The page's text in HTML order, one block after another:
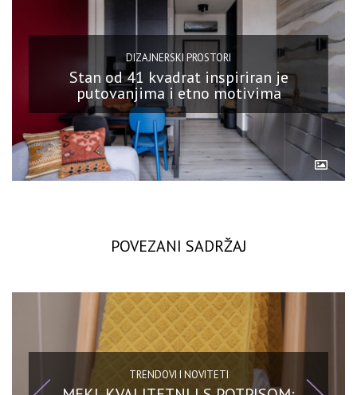
DIZAJNERSKI PROSTORI
Stan od 41 kvadrat inspiriran je
putovanjima i etno motivima
POVEZANI SADRŽAJ
TRENDOVI I NOVITETI